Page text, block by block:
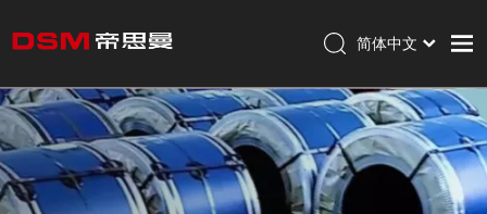
首页
走进帝思曼
产品
简体中文